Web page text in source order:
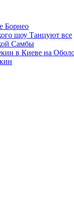
Борнео
шоу Танцуют все
Самбы
в Киеве на